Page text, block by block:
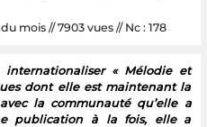
mois // 7903 vues // Nc : 178
internationaliser « Mélodie et
dont elle est maintenant la
la communauté qu’elle a
publication à la fois, elle a